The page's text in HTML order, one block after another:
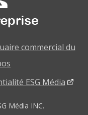
commercial du
ESG Média
Média INC.